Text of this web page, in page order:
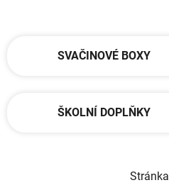
SVAČINOVÉ BOXY
ŠKOLNÍ DOPLŇKY
Stránka